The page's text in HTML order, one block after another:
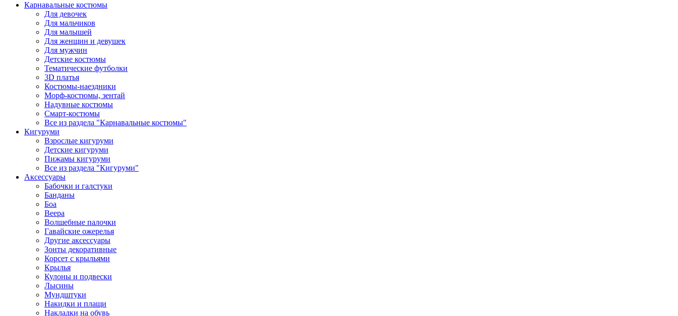
Карнавальные костюмы
Для девочек
Для мальчиков
Для малышей
Для женщин и девушек
Для мужчин
Детские костюмы
Тематические футболки
3D платья
Костюмы-наездники
Морф-костюмы, зентай
Надувные костюмы
Смарт-костюмы
Все из раздела "Карнавальные костюмы"
Кигуруми
Взрослые кигуруми
Детские кигуруми
Пижамы кигуруми
Все из раздела "Кигуруми"
Аксессуары
Бабочки и галстуки
Банданы
Боа
Веера
Волшебные палочки
Гавайские ожерелья
Другие аксессуары
Зонты декоративные
Корсет с крыльями
Крылья
Кулоны и подвески
Лысины
Мундштуки
Накидки и плащи
Накладки на обувь